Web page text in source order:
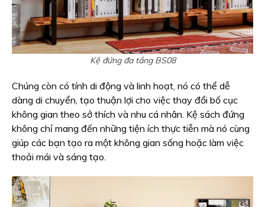
Kệ đứng đa tầng BS08
Chúng còn có tính di động và linh hoạt, nó có thể dễ
dàng di chuyển, tạo thuận lợi cho việc thay đổi bố cục
không gian theo sở thích và nhu cá nhân. Kệ sách đứng
không chỉ mang đến những tiện ích thực tiễn mà nó cùng
giúp các bạn tạo ra một không gian sống hoặc làm việc
thoải mái và sáng tạo.